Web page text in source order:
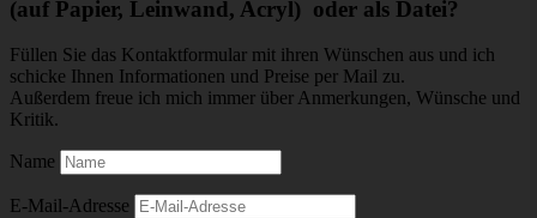
(auf Papier, Leinwand, Acryl) oder als Datei?
Füllen Sie das Kontaktformular mit ihren Wünschen aus und ich
schicke Ihnen Informationen und Preise per Mail zu.
Außerdem freue ich mich immer über Anmerkungen, Wünsche und
Kritik.
Name
E-Mail-Adresse